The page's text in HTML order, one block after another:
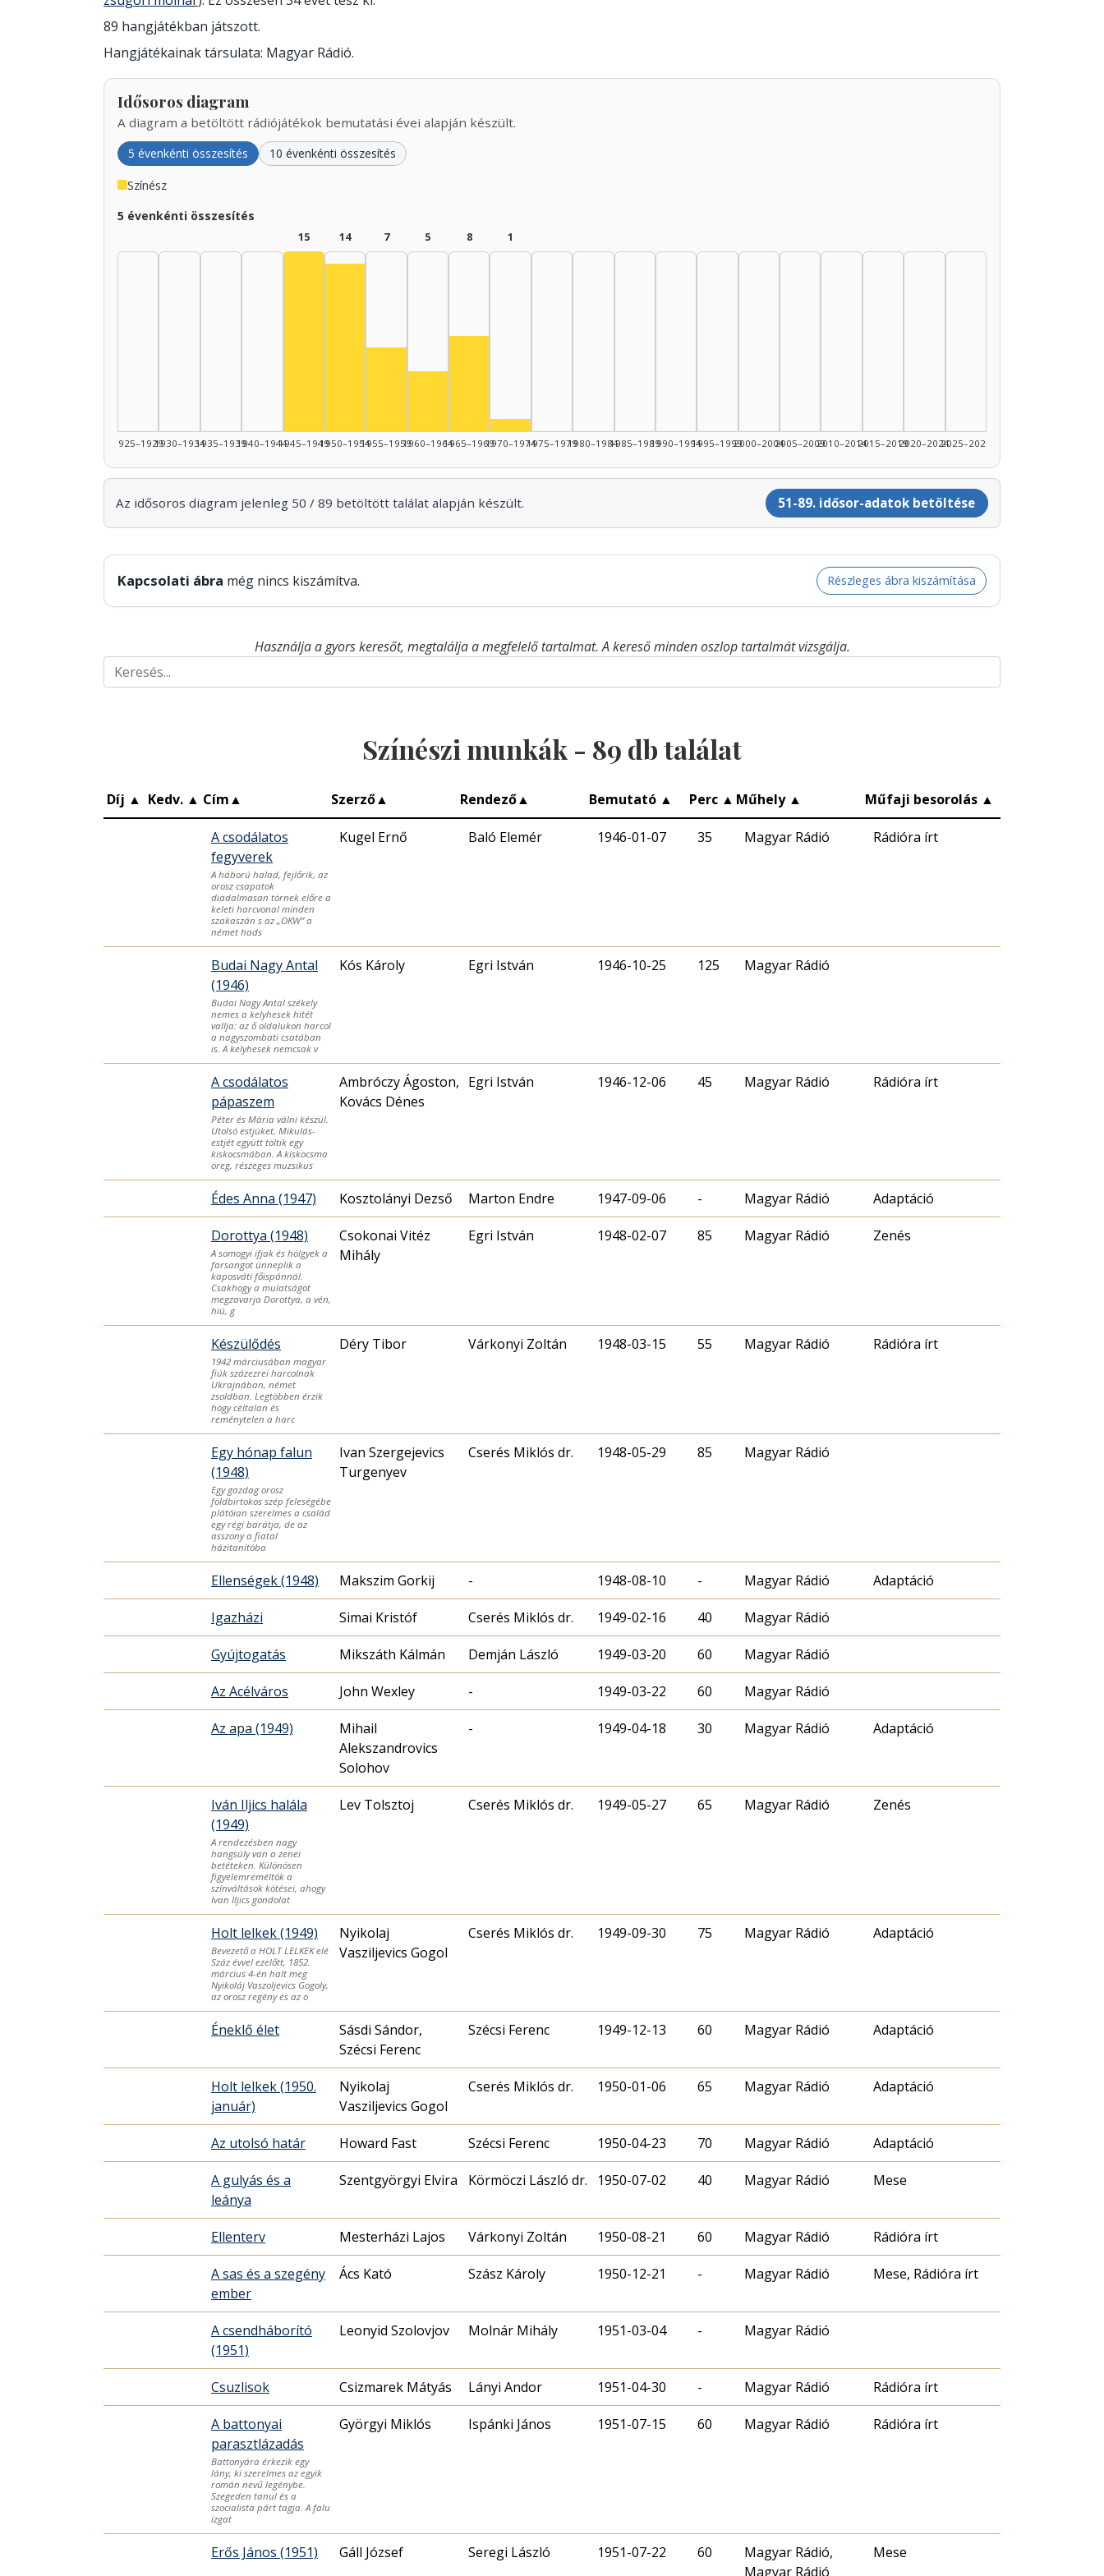
89 hangjátékban játszott.
Hangjátékainak társulata: Magyar Rádió.
Idősoros diagram
A diagram a betöltött rádiójátékok bemutatási évei alapján készült.
5 évenkénti összesítés 10 évenkénti összesítés
Színész
5 évenkénti összesítés
1925–19291930–19341935–19391940–1944
15
Színész, 1945–1949: 15
1945–1949
14
1950–1954
7
1955–1959
5
1960–1964
8
1965–1969
1
Színész, 1970–1974: 1
1970–19741975–19791980–19841985–19891990–19941995–19992000–20042005–20092010–20142015–20192020–20242025–2026
Az idősoros diagram jelenleg 50 / 89 betöltött találat alapján készült. 51-89. idősor-adatok betöltése
Kapcsolati ábra még nincs kiszámítva. Részleges ábra kiszámítása
Használja a gyors keresőt, megtalálja a megfelelő tartalmat. A kereső minden oszlop tartalmát vizsgálja.
Színészi munkák - 89 db találat
Díj ▲ Kedv. ▲ Cím▲ Szerző▲ Rendező▲ Bemutató ▲ Perc ▲ Műhely ▲ Műfaji besorolás ▲
A csodálatos
fegyverek
A háború halad, fejlőrik, az
orosz csapatok
diadalmasan törnek előre a
keleti harcvonal minden
szakaszán s az „OKW” a
német hads
Kugel Ernő Baló Elemér 1946-01-07 35 Magyar Rádió Rádióra írt
Budai Nagy Antal
(1946)
Budai Nagy Antal székely
nemes a kelyhesek hitét
vallja: az ő oldalukon harcol
a nagyszombati csatában
is. A kelyhesek nemcsak v
Kós Károly Egri István 1946-10-25 125 Magyar Rádió
A csodálatos
pápaszem
Péter és Mária válni készül.
Utolsó estjüket, Mikulás-
estjét együtt töltik egy
kiskocsmában. A kiskocsma
öreg, részeges muzsikus
Ambróczy Ágoston,
Kovács Dénes
Egri István 1946-12-06 45 Magyar Rádió Rádióra írt
Édes Anna (1947) Kosztolányi Dezső Marton Endre 1947-09-06 - Magyar Rádió Adaptáció
Dorottya (1948)
A somogyi ifjak és hölgyek a
farsangot ünneplik a
kaposváti főispánnál.
Csakhogy a mulatságot
megzavarja Dorottya, a vén,
hiú, g
Csokonai Vitéz
Mihály
Egri István 1948-02-07 85 Magyar Rádió Zenés
Készülődés
1942 márciusában magyar
fiúk százezrei harcolnak
Ukrajnában, német
zsoldban. Legtöbben érzik
hogy céltalan és
reménytelen a harc
Déry Tibor Várkonyi Zoltán 1948-03-15 55 Magyar Rádió Rádióra írt
Egy hónap falun
(1948)
Egy gazdag orosz
földbirtokos szép feleségébe
plátóian szerelmes a család
egy régi barátja, de az
asszony a fiatal
házitanítóba
Ivan Szergejevics
Turgenyev
Cserés Miklós dr. 1948-05-29 85 Magyar Rádió
Ellenségek (1948) Makszim Gorkij - 1948-08-10 - Magyar Rádió Adaptáció
Igazházi Simai Kristóf Cserés Miklós dr. 1949-02-16 40 Magyar Rádió
Gyújtogatás Mikszáth Kálmán Demján László 1949-03-20 60 Magyar Rádió
Az Acélváros John Wexley - 1949-03-22 60 Magyar Rádió
Az apa (1949)
Mihail
Alekszandrovics
Solohov
- 1949-04-18 30 Magyar Rádió Adaptáció
Iván Iljics halála
(1949)
A rendezésben nagy
hangsúly van a zenei
betéteken. Különösen
figyelemreméltók a
színváltások kötései, ahogy
Ivan Iljics gondolat
Lev Tolsztoj Cserés Miklós dr. 1949-05-27 65 Magyar Rádió Zenés
Holt lelkek (1949)
Bevezető a HOLT LELKEK elé
Száz évvel ezelőtt, 1852.
március 4-én halt meg
Nyikoláj Vaszoljevics Gogoly,
az orosz regény és az o
Nyikolaj
Vasziljevics Gogol
Cserés Miklós dr. 1949-09-30 75 Magyar Rádió Adaptáció
Éneklő élet
Sásdi Sándor,
Szécsi Ferenc
Szécsi Ferenc 1949-12-13 60 Magyar Rádió Adaptáció
Holt lelkek (1950.
január)
Nyikolaj
Vasziljevics Gogol
Cserés Miklós dr. 1950-01-06 65 Magyar Rádió Adaptáció
Az utolsó határ Howard Fast Szécsi Ferenc 1950-04-23 70 Magyar Rádió Adaptáció
A gulyás és a
leánya
Szentgyörgyi Elvira Körmöczi László dr. 1950-07-02 40 Magyar Rádió Mese
Ellenterv Mesterházi Lajos Várkonyi Zoltán 1950-08-21 60 Magyar Rádió Rádióra írt
A sas és a szegény
ember
Ács Kató Szász Károly 1950-12-21 - Magyar Rádió Mese, Rádióra írt
A csendháborító
(1951)
Leonyid Szolovjov Molnár Mihály 1951-03-04 - Magyar Rádió
Csuzlisok Csizmarek Mátyás Lányi Andor 1951-04-30 - Magyar Rádió Rádióra írt
A battonyai
parasztlázadás
Battonyára érkezik egy
lány, ki szerelmes az egyik
román nevű legénybe.
Szegeden tanul és a
szocialista párt tagja. A falu
izgat
Györgyi Miklós Ispánki János 1951-07-15 60 Magyar Rádió Rádióra írt
Erős János (1951) Seregi László 1951-07-22 60
Magyar Rádió,
Magyar Rádió
Mese